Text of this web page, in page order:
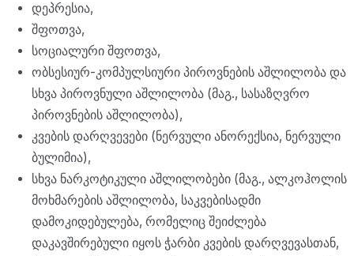
დეპრესია,
შფოთვა,
სოციალური შფოთვა,
ობსესიურ-კომპულსიური პიროვნების აშლილობა და
სხვა პიროვნული აშლილობა (მაგ., სასაზღვრო
პიროვნების აშლილობა),
კვების დარღვევები (ნერვული ანორექსია, ნერვული
ბულიმია),
სხვა ნარკოტიკული აშლილობები (მაგ., ალკოჰოლის
მოხმარების აშლილობა, საკვებისადმი
დამოკიდებულება, რომელიც შეიძლება
დაკავშირებული იყოს ჭარბი კვების დარღვევასთან,